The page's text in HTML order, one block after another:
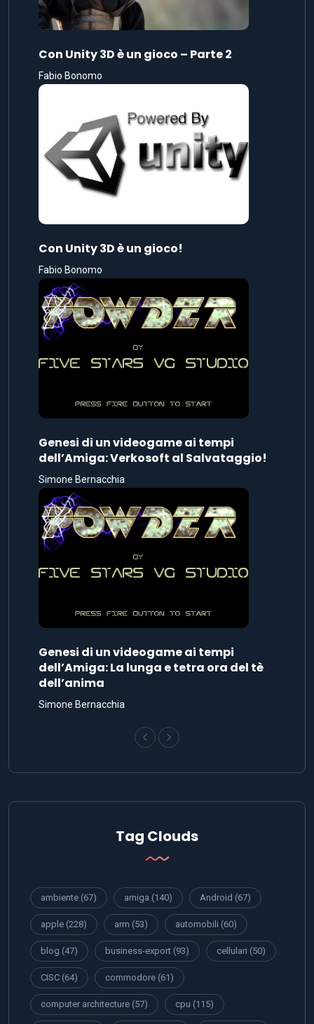
Con Unity 3D è un gioco – Parte 2
Fabio Bonomo
Con Unity 3D è un gioco!
Fabio Bonomo
Genesi di un videogame ai tempi
dell’Amiga: Verkosoft al Salvataggio!
Simone Bernacchia
Genesi di un videogame ai tempi
dell’Amiga: La lunga e tetra ora del tè
dell’anima
Simone Bernacchia
Tag Clouds
ambiente (67) amiga (140) Android (67)
apple (228) arm (53) automobili (60)
blog (47) business-export (93) cellulari (50)
CISC (64) commodore (61)
computer architecture (57) cpu (115)